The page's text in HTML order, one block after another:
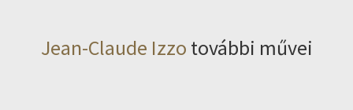
Jean-Claude Izzo további művei